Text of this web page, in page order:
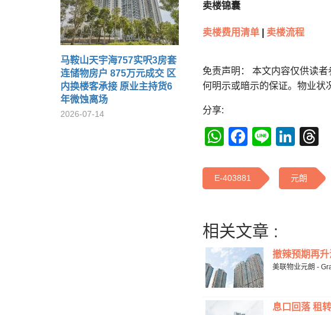
马鞍山天宇海757实呎3房套
连储物房户 875万元成交 区
内换楼客承接 原业主持货6
年微蚀离场
2026-07-14
卖楼锦囊
卖楼费用清单 卖楼流程
免责声明： 本文内容仅供读
何明示或暗示的保证。物业状
分享:
WhatsApp
Facebook
Line
E-403881 元朗
相关文章 :
撤辣预期再
美联物业元朗 -
息口回落 租